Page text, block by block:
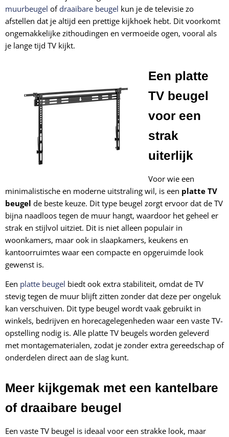
muurbeugel ofdraaibare beugel kun je de televisie zo
afstellen dat je altijd een prettige kijkhoek hebt. Dit voorkomt
ongemakkelijke zithoudingen en vermoeide ogen, vooral als
je lange tijd TV kijkt.
Een platte
TV beugel
voor een
strak
uiterlijk
Voor wie een
minimalistische en moderne uitstraling wil, is een platte TV
beugel de beste keuze. Dit type beugel zorgt ervoor dat de TV
bijna naadloos tegen de muur hangt, waardoor het geheel er
strak en stijlvol uitziet. Dit is niet alleen populair in
woonkamers, maar ook in slaapkamers, keukens en
kantoorruimtes waar een compacte en opgeruimde look
gewenst is.
Een platte beugel biedt ook extra stabiliteit, omdat de TV
stevig tegen de muur blijft zitten zonder dat deze per ongeluk
kan verschuiven. Dit type beugel wordt vaak gebruikt in
winkels, bedrijven en horecagelegenheden waar een vaste TV-
opstelling nodig is. Alle platte TV beugels worden geleverd
met montagematerialen, zodat je zonder extra gereedschap of
onderdelen direct aan de slag kunt.
Meer kijkgemak met een kantelbare
of draaibare beugel
Een vaste TV beugel is ideaal voor een strakke look, maar